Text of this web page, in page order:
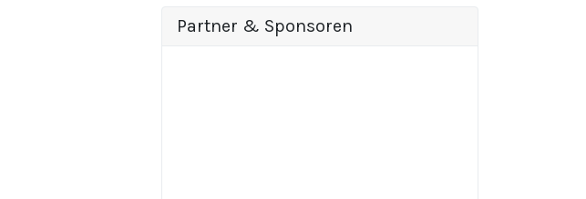
Partner & Sponsoren